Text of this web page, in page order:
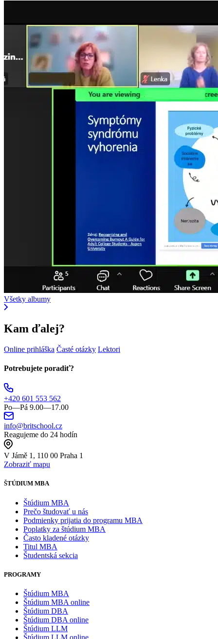
Všetky albumy
Kam ďalej?
Online prihláška Časté otázky Lektori
Potrebujete poradiť?
+420 601 553 562
Po—Pá 9.00—17.00
info@britschool.cz
Reagujeme do 24 hodín
V Jámě 1, 110 00 Praha 1
Zobraziť mapu
ŠTÚDIUM MBA
Štúdium MBA
Prečo študovať u nás
Podmienky prijatia do programu MBA
Poplatky za štúdium MBA
Často kladené otázky
Titul MBA
Študentská sekcia
PROGRAMY
Štúdium MBA
Štúdium MBA online
Štúdium DBA
Štúdium DBA online
Štúdium LLM
Štúdium LLM online